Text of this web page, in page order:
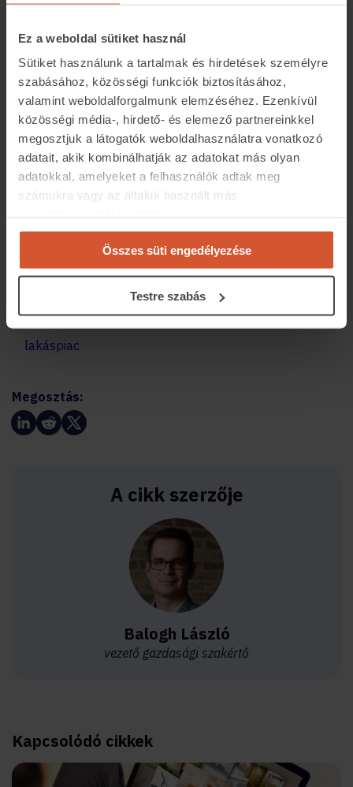
Ez a weboldal sütiket használ
Sütiket használunk a tartalmak és hirdetések személyre
szabásához, közösségi funkciók biztosításához,
valamint weboldalforgalmunk elemzéséhez. Ezenkívül
közösségi média-, hirdető- és elemező partnereinkkel
megosztjuk a látogatók weboldalhasználatra vonatkozó
adatait, akik kombinálhatják az adatokat más olyan
adatokkal, amelyeket a felhasználók adtak meg
számukra vagy az általuk használt más
Összes süti engedélyezése
Testre szabás
Balogh László a piaci folyamatokat értékelve közölte azt
is, hogy az utóbbi 12 hónapban történt árrobbanás
kifogta a szelet azoknak a vitorlájából, akik a gazdasági
bizonytalanság miatt kivártak. Ha lesz is egy néhány
százalékos árkorrekció, még így is drágábbak lesznek a
használt lakóingatlanok, mint fél évvel ezelőtt. Ráadásul
lakáshitelek is drágábbak lesznek. Az ingatlan.com
szakembere ezért azt tanácsolja a költözést
adásvételre, akkor nem érdemes a kivárásra játszani.
lakáspiac
Megosztás:
A cikk szerzője
Balogh László
vezető gazdasági szakértő
Kapcsolódó cikkek